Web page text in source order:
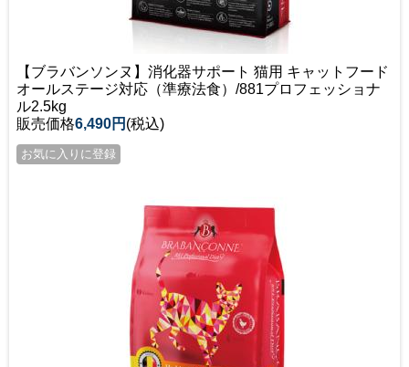
【ブラバンソンヌ】消化器サポート 猫用 キャットフード
オールステージ対応（準療法食）/881プロフェッショナ
ル2.5kg
販売価格6,490円 (税込)